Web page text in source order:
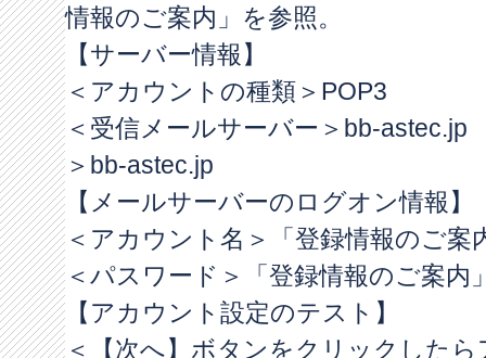
情報のご案内」を参照。
【サーバー情報】
＜アカウントの種類＞POP3
＜受信メールサーバー＞bb-
＞bb-astec.jp
【メールサーバーのログオン情報】
＜アカウント名＞「登録情報のご案
＜パスワード＞「登録情報のご案内
【アカウント設定のテスト】
＜【次へ】ボタンをクリックした